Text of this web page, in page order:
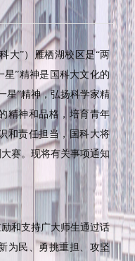
大”）雁栖湖校区是“两
星”精神是国科大文化的
星”精神，弘扬科学家精
精神和品格，培育青年
和责任担当，国科大将
赛。现将有关事项通知
和支持广大师生通过话
为民、勇挑重担、攻坚